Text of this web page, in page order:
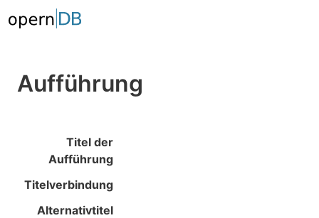
Aufführung
Titel der
Aufführung
Titelverbindung
Alternativtitel